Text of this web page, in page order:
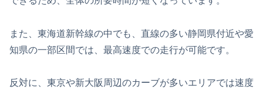
また、東海道新幹線の中でも、直線の多い静岡県付近や愛
知県の一部区間では、最高速度での走行が可能です。
反対に、東京や新大阪周辺のカーブが多いエリアでは速度